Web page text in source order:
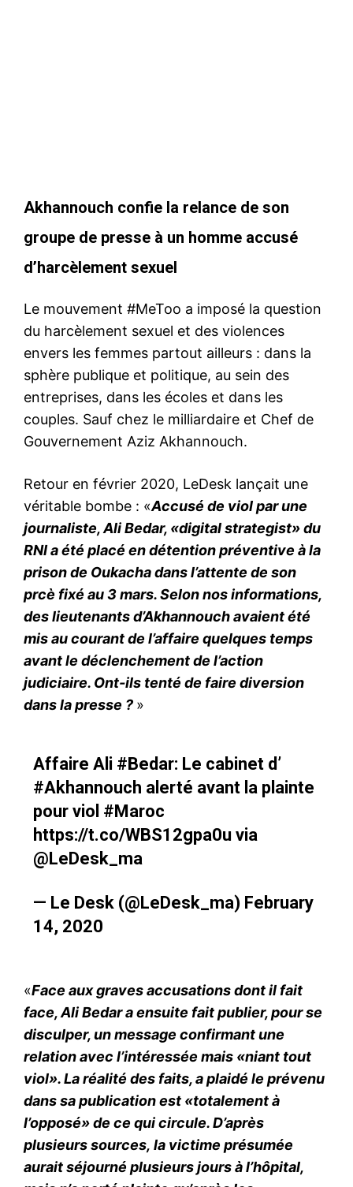
le1.ma
l'intelligence de
l'information
S'ABONNER MAINTENANT
Insight Publications
À propos
Nous contacter
Akhannouch confie la relance de son
groupe de presse à un homme accusé
d’harcèlement sexuel
Le mouvement #MeToo a imposé la question
du harcèlement sexuel et des violences
envers les femmes partout ailleurs : dans la
sphère publique et politique, au sein des
entreprises, dans les écoles et dans les
couples. Sauf chez le milliardaire et Chef de
Gouvernement Aziz Akhannouch.
Retour en février 2020, LeDesk lançait une
véritable bombe : «Accusé de viol par une
journaliste, Ali Bedar, «digital strategist» du
RNI a été placé en détention préventive à la
prison de Oukacha dans l’attente de son
prcè fixé au 3 mars. Selon nos informations,
des lieutenants d’Akhannouch avaient été
mis au courant de l’affaire quelques temps
avant le déclenchement de l’action
judiciaire. Ont-ils tenté de faire diversion
dans la presse ? »
Affaire Ali #Bedar: Le cabinet d’
#Akhannouch alerté avant la plainte
pour viol #Maroc
https://t.co/WBS12gpa0uvia
@LeDesk_ma
— Le Desk (@LeDesk_ma) February
14, 2020
«Face aux graves accusations dont il fait
face, Ali Bedar a ensuite fait publier, pour se
disculper, un message confirmant une
relation avec l’intéressée mais «niant tout
viol». La réalité des faits, a plaidé le prévenu
dans sa publication est «totalement à
l’opposé» de ce qui circule. D’après
plusieurs sources, la victime présumée
aurait séjourné plusieurs jours à l’hôpital,